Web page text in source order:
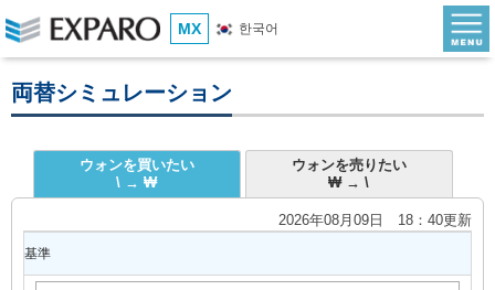
MX 한국어
両替シミュレーション
ウォンを買いたい
\ → ₩
ウォンを売りたい
₩ → \
2026年08月09日 18：40更新
基準